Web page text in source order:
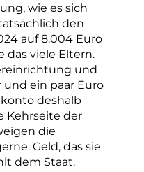
wie es sich
den
auf 8.004 Euro
das viele Eltern.
und
ein paar Euro
deshalb
Kehrseite der
die
Geld, das sie
dem Staat.